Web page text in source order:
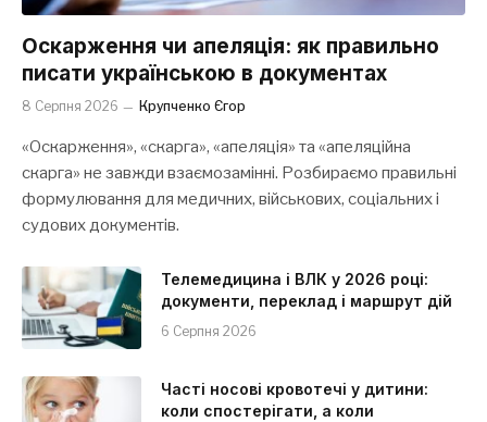
Оскарження чи апеляція: як правильно
писати українською в документах
8 Серпня 2026 Крупченко Єгор
«Оскарження», «скарга», «апеляція» та «апеляційна
скарга» не завжди взаємозамінні. Розбираємо правильні
формулювання для медичних, військових, соціальних і
судових документів.
Телемедицина і ВЛК у 2026 році:
документи, переклад і маршрут дій
6 Серпня 2026
Часті носові кровотечі у дитини:
коли спостерігати, а коли